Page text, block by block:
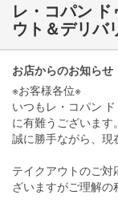
レ・コパン
ウト＆デリバ
お店からのお知らせ
※お客様各位※
いつもレ・コパン
に有難うございます。
誠に勝手ながら、現
テイクアウトのご
ざいますがご理解の